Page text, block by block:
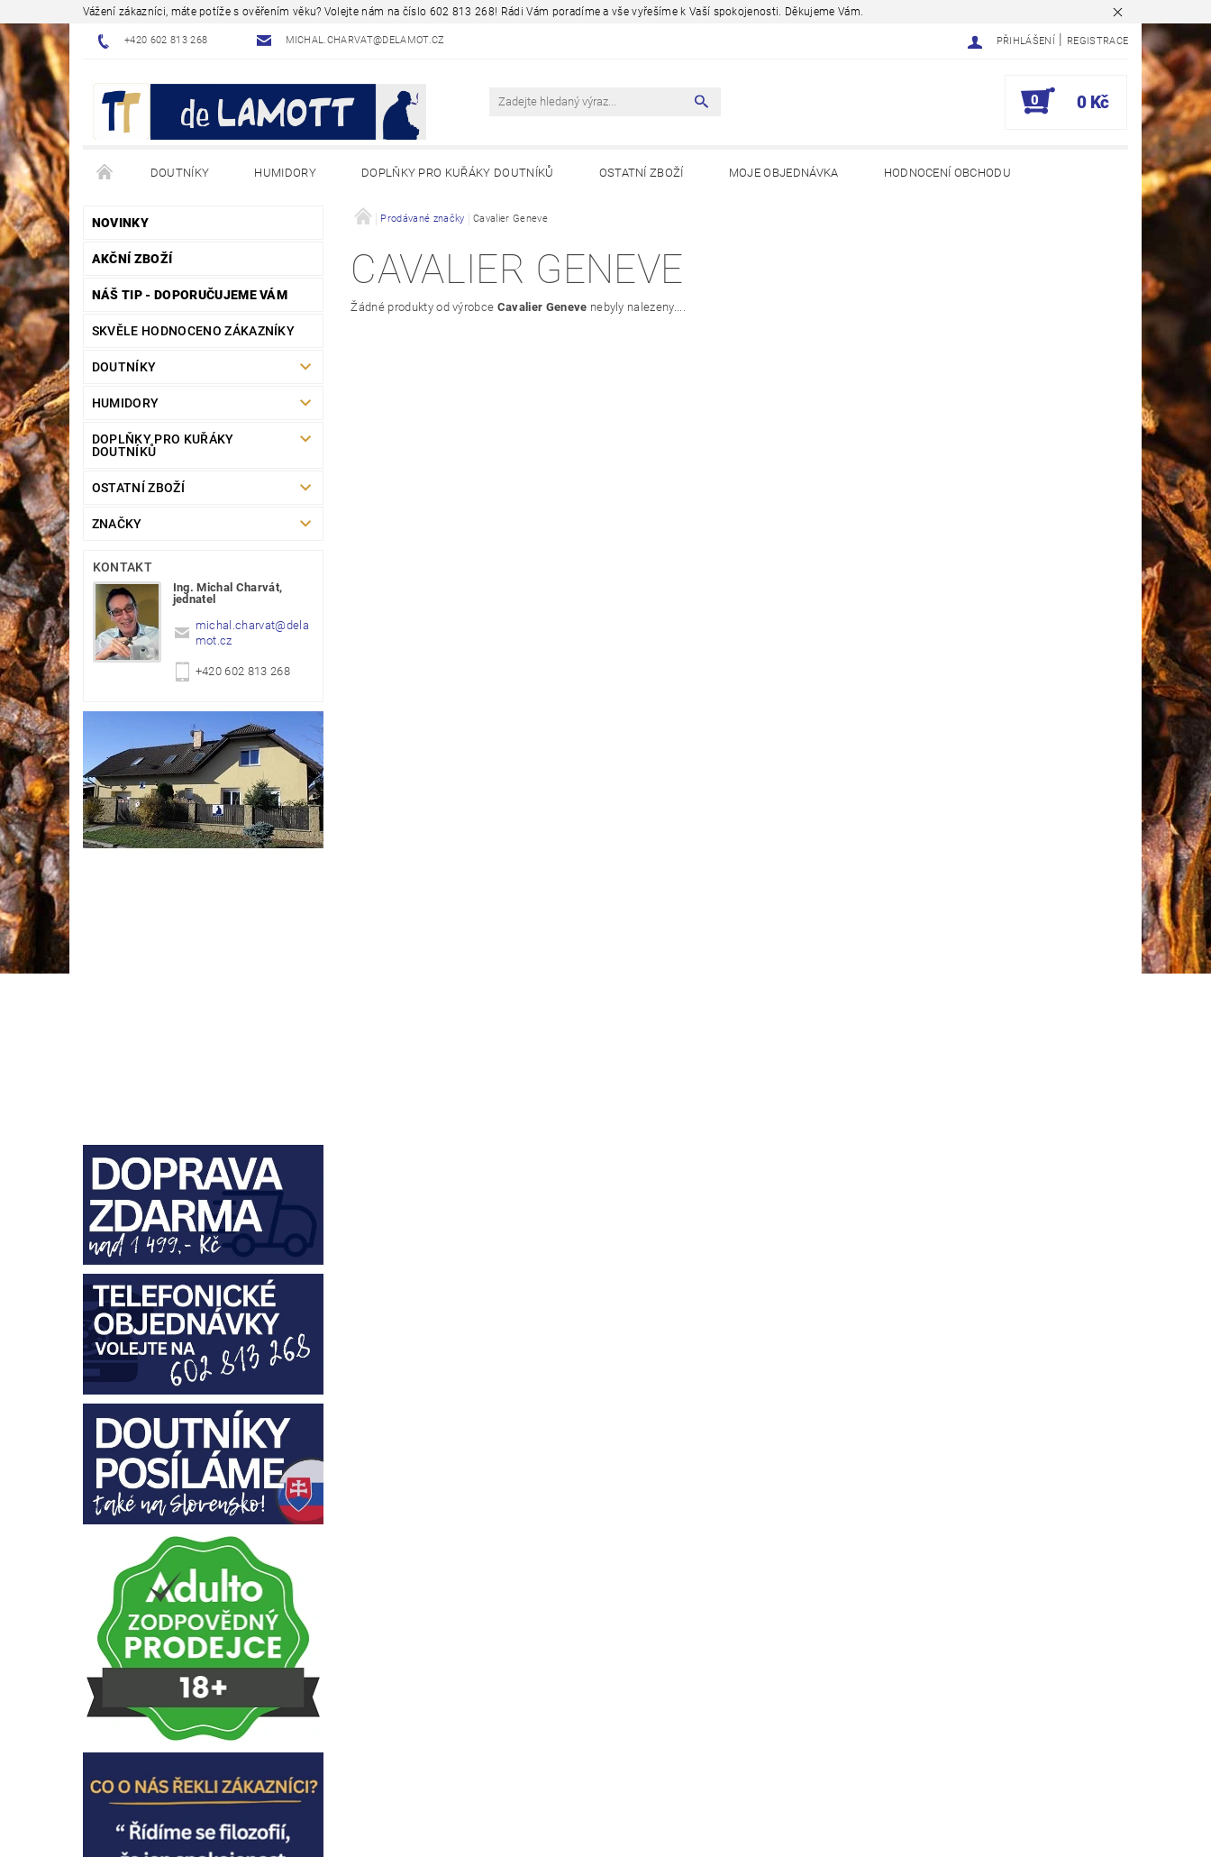
Vážení zákazníci, máte potíže s ověřením věku? Volejte nám na číslo 602 813 268! Rádi Vám poradíme a vše vyřešíme k Vaší spokojenosti. Děkujeme Vám.
+420 602 813 268 MICHAL.CHARVAT@DELAMOT.CZ PŘIHLÁŠENÍ REGISTRACE
0 0 Kč
DOUTNÍKY HUMIDORY DOPLŇKY PRO KUŘÁKY DOUTNÍKŮ OSTATNÍ ZBOŽÍ MOJE OBJEDNÁVKA HODNOCENÍ OBCHODU
NÁVODY - JAK NA TO BLOG - ODBORNÉ ČLÁNKY A ZAJÍMAVOSTI
NOVINKY
AKČNÍ ZBOŽÍ
NÁŠ TIP - DOPORUČUJEME VÁM
SKVĚLE HODNOCENO ZÁKAZNÍKY
DOUTNÍKY
HUMIDORY
DOPLŇKY PRO KUŘÁKY
DOUTNÍKŮ
OSTATNÍ ZBOŽÍ
ZNAČKY
KONTAKT
Ing. Michal Charvát,
jednatel
michal.charvat@dela
mot.cz
+420 602 813 268
Prodávané značky Cavalier Geneve
CAVALIER GENEVE
Žádné produkty od výrobce Cavalier Geneve nebyly nalezeny....